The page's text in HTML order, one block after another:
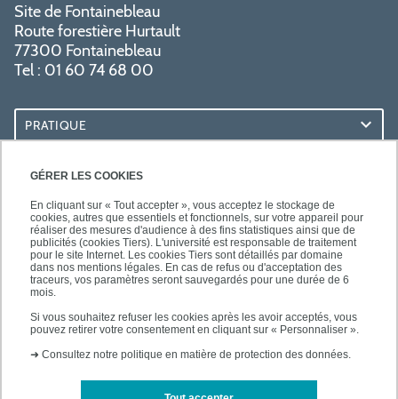
GÉRER LES COOKIES
En cliquant sur « Tout accepter », vous acceptez le stockage de
cookies, autres que essentiels et fonctionnels, sur votre appareil pour
réaliser des mesures d'audience à des fins statistiques ainsi que de
publicités (cookies Tiers). L'université est responsable de traitement
pour le site Internet. Les cookies Tiers sont détaillés par domaine
dans nos mentions légales. En cas de refus ou d'acceptation des
traceurs, vos paramètres seront sauvegardés pour une durée de 6
mois.
Si vous souhaitez refuser les cookies après les avoir acceptés, vous
pouvez retirer votre consentement en cliquant sur « Personnaliser ».
➜ Consultez notre politique en matière de protection des données.
Site de Fontainebleau
Route forestière Hurtault
77300 Fontainebleau
Tel : 01 60 74 68 00
PRATIQUE
RESSOURCES
SUIVEZ-NOUS